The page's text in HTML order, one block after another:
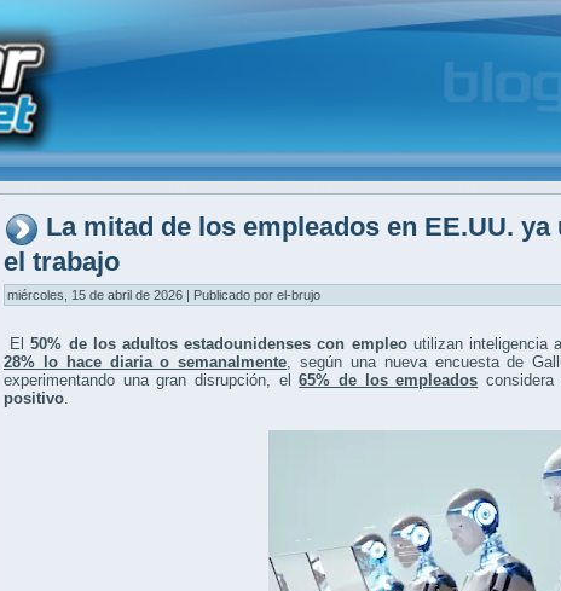
La mitad de los empleados en EE.UU.
el trabajo
miércoles, 15 de abril de 2026 | Publicado por el-brujo
El50% de los adultos estadounidenses con empleoutilizan inteligencia
28% lo hace diaria o semanalmente , según una nueva encuesta de
experimentando una gran disrupción, el65% de los empleados
positivo